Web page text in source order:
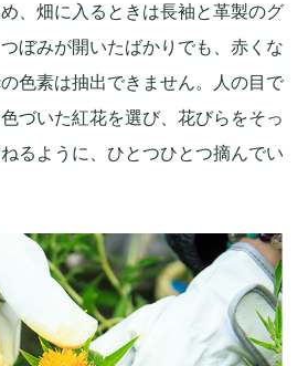
、畑に入るときは長袖と革製のグ
ぼみが開いたばかりでも、赤くな
色素は抽出できません。人の目で
づいた紅花を選び、花びらをそっ
るように、ひとつひとつ摘んでい